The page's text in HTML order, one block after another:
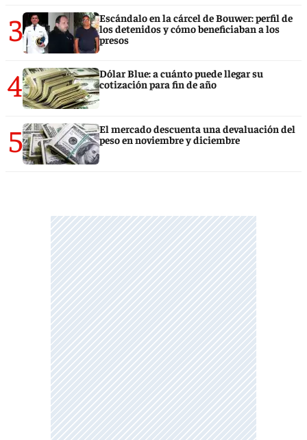
3
Escándalo en la cárcel de Bouwer: perfil de
los detenidos y cómo beneficiaban a los
presos
4
Dólar Blue: a cuánto puede llegar su
cotización para fin de año
5
El mercado descuenta una devaluación del
peso en noviembre y diciembre